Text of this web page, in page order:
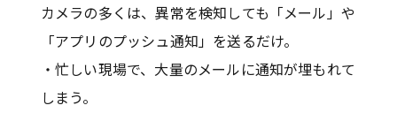
カメラの多くは、異常を検知しても「メール」や
「アプリのプッシュ通知」を送るだけ。
・忙しい現場で、大量のメールに通知が埋もれて
しまう。